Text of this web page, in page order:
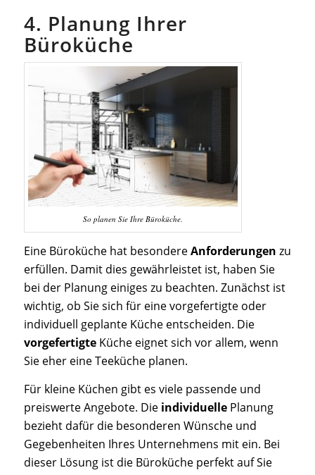
4. Planung Ihrer
Büroküche
So planen Sie Ihre Büroküche.
Eine Büroküche hat besondereAnforderungen zu
erfüllen. Damit dies gewährleistet ist, haben Sie
bei der Planung einiges zu beachten. Zunächst ist
wichtig, ob Sie sich für eine vorgefertigte oder
individuell geplante Küche entscheiden. Die
vorgefertigteKüche eignet sich vor allem, wenn
Sie eher eine Teeküche planen.
Für kleine Küchen gibt es viele passende und
preiswerte Angebote. Die individuellePlanung
bezieht dafür die besonderen Wünsche und
Gegebenheiten Ihres Unternehmens mit ein. Bei
dieser Lösung ist die Büroküche perfekt auf Sie